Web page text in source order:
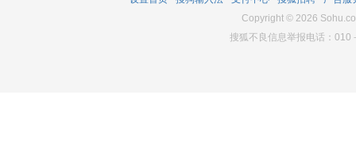
2005 0
Copyright© 2026
搜狐不良信息举报电话：010